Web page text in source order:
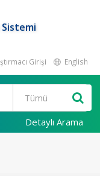
Girişi English
Detaylı Arama